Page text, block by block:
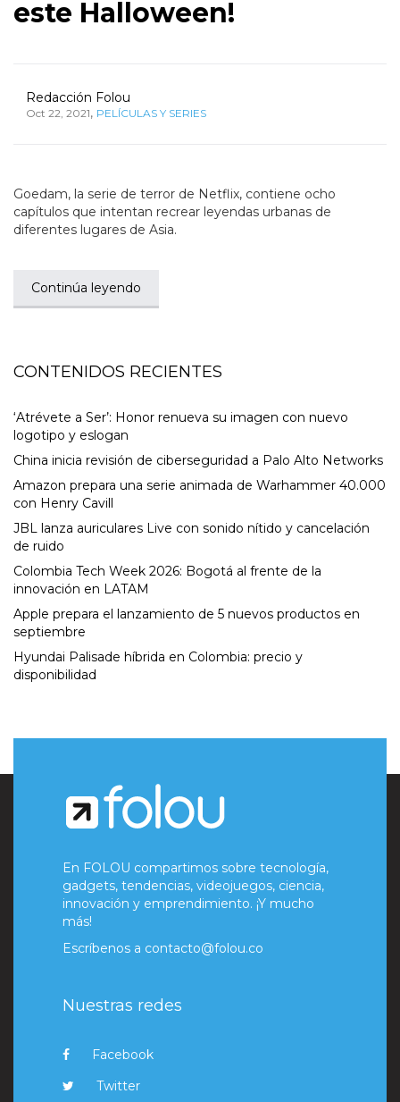
este Halloween!
Redacción Folou
Oct 22, 2021, PELÍCULAS Y SERIES
Goedam, la serie de terror de Netflix, contiene ocho
capítulos que intentan recrear leyendas urbanas de
diferentes lugares de Asia.
Continúa leyendo
CONTENIDOS RECIENTES
‘Atrévete a Ser’: Honor renueva su imagen con nuevo
logotipo y eslogan
China inicia revisión de ciberseguridad a Palo Alto Networks
Amazon prepara una serie animada de Warhammer 40.000
con Henry Cavill
JBL lanza auriculares Live con sonido nítido y cancelación
de ruido
Colombia Tech Week 2026: Bogotá al frente de la
innovación en LATAM
Apple prepara el lanzamiento de 5 nuevos productos en
septiembre
Hyundai Palisade híbrida en Colombia: precio y
disponibilidad
En FOLOU compartimos sobre tecnología,
gadgets, tendencias, videojuegos, ciencia,
innovación y emprendimiento. ¡Y mucho
más!
Escríbenos a contacto@folou.co
Nuestras redes
Facebook
Twitter